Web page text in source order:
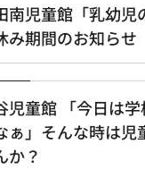
南児童館「乳幼児
み期間のお知らせ
児童館 「今日は
ぁ」そんな時は児
か？